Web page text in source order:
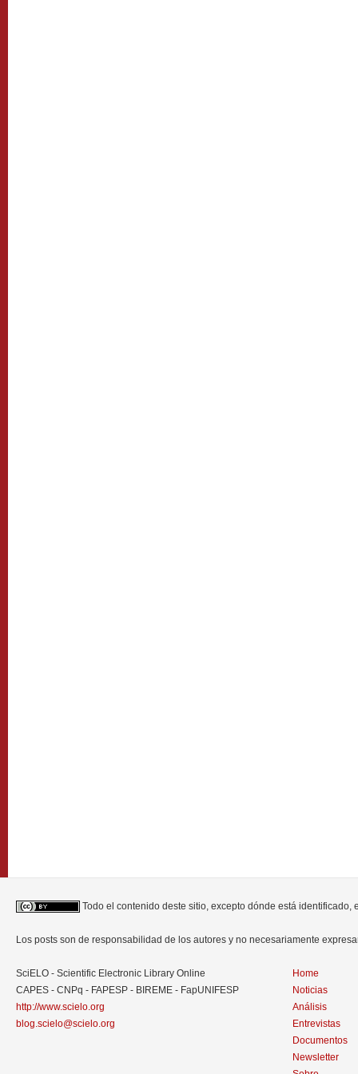
Todo el contenido deste sitio, excepto dónde está identificado,
Los posts son de responsabilidad de los autores y no necesariamente
SciELO - Scientific Electronic Library Online
CAPES - CNPq - FAPESP - BIREME - FapUNIFESP
http://www.scielo.org
blog.scielo@scielo.org
Home
Noticias
Análisis
Entrevistas
Documentos
Newsletter